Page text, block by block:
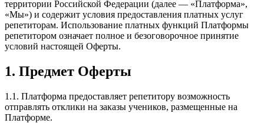
территории Российской Федерации (далее — «Платформа»,
«Мы») и содержит условия предоставления платных услуг
репетиторам. Использование платных функций Платформы
репетитором означает полное и безоговорочное принятие
условий настоящей Оферты.
1. Предмет Оферты
1.1. Платформа предоставляет репетитору возможность
отправлять отклики на заказы учеников, размещенные на
Платформе.